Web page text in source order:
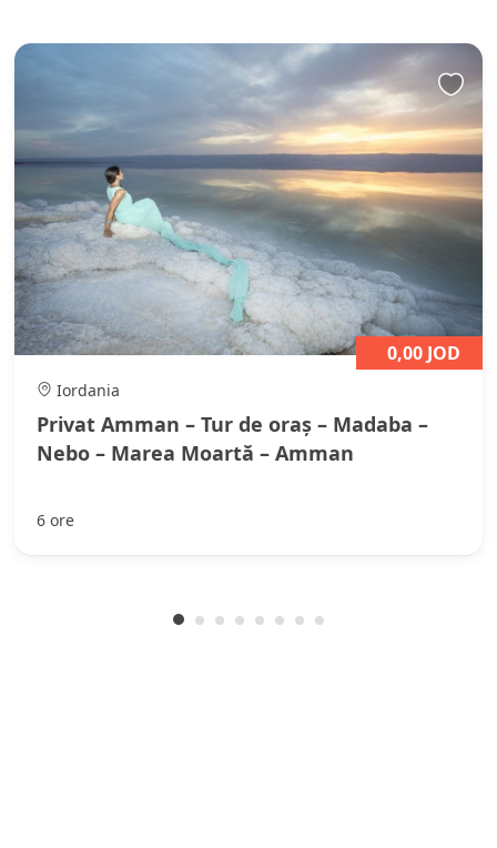
Iordania
Privat Amman – Tur de oraș – Madaba –
Nebo – Marea Moartă – Amman
0,00 JOD
6 ore